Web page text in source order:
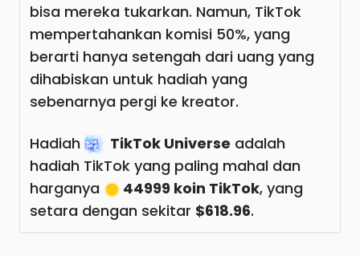
bisa mereka tukarkan. Namun, TikTok
mempertahankan komisi 50%, yang
berarti hanya setengah dari uang yang
dihabiskan untuk hadiah yang
sebenarnya pergi ke kreator.
Hadiah TikTok Universe adalah
hadiah TikTok yang paling mahal dan
harganya
44999 koin TikTok, yang
setara dengan sekitar $618.96.